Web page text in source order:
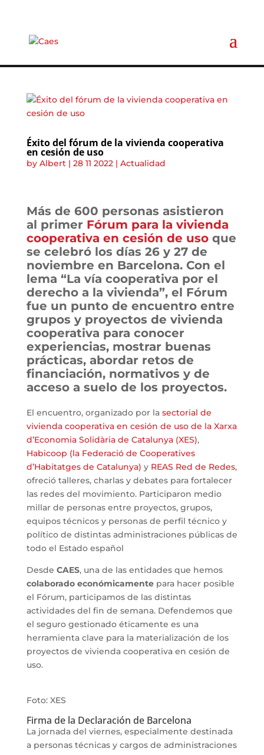
Éxito del fórum de la vivienda cooperativa
en cesión de uso
by Albert| 28 11 2022| Actualidad
Más de 600 personas asistieron
al primer Fórum para la vivienda
cooperativa en cesión de usoque
se celebró los días 26 y 27 de
noviembre en Barcelona. Con el
lema “La vía cooperativa por el
derecho a la vivienda”, el Fórum
fue un punto de encuentro entre
grupos y proyectos de vivienda
cooperativa para conocer
experiencias, mostrar buenas
prácticas, abordar retos de
financiación, normativos y de
acceso a suelo de los proyectos.
El encuentro, organizado por la sectorial de
vivienda cooperativa en cesión de uso de la Xarxa
d’Economia Solidària de Catalunya (XES),
Habicoop (la Federació de Cooperatives
d’Habitatges de Catalunya) y REAS Red de Redes,
ofreció talleres, charlas y debates para fortalecer
las redes del movimiento. Participaron medio
millar de personas entre proyectos, grupos,
equipos técnicos y personas de perfil técnico y
político de distintas administraciones públicas de
todo el Estado español
Desde CAES, una de las entidades que hemos
colaborado económicamente para hacer posible
el Fórum, participamos de las distintas
actividades del fin de semana. Defendemos que
el seguro gestionado éticamente es una
herramienta clave para la materialización de los
proyectos de vivienda cooperativa en cesión de
uso.
Foto: XES
Firma de la Declaración de Barcelona
La jornada del viernes, especialmente destinada
a personas técnicas y cargos de administraciones